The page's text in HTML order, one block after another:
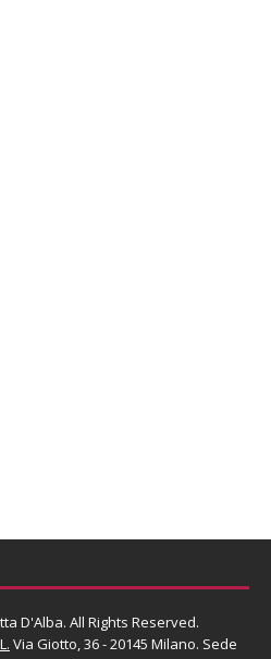
D'Alba. All Rights Reserved.
Via Giotto, 36 - 20145 Milano. Sede